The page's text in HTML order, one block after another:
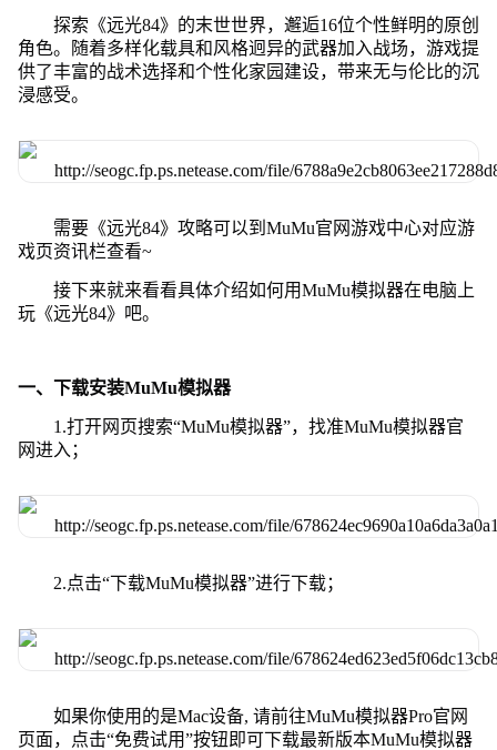
探索《远光84》的末世世界，邂逅16位个性鲜明的原创
角色。随着多样化载具和风格迥异的武器加入战场，游戏提
供了丰富的战术选择和个性化家园建设，带来无与伦比的沉
浸感受。
需要《远光84》攻略可以到MuMu官网游戏中心对应游
戏页资讯栏查看~
接下来就来看看具体介绍如何用MuMu模拟器在电脑上
玩《远光84》吧。
一、下载安装MuMu模拟器
1.打开网页搜索“MuMu模拟器”，找准MuMu模拟器官
网进入；
2.点击“下载MuMu模拟器”进行下载；
如果你使用的是Mac设备, 请前往MuMu模拟器Pro官网
页面，点击“免费试用”按钮即可下载最新版本MuMu模拟器